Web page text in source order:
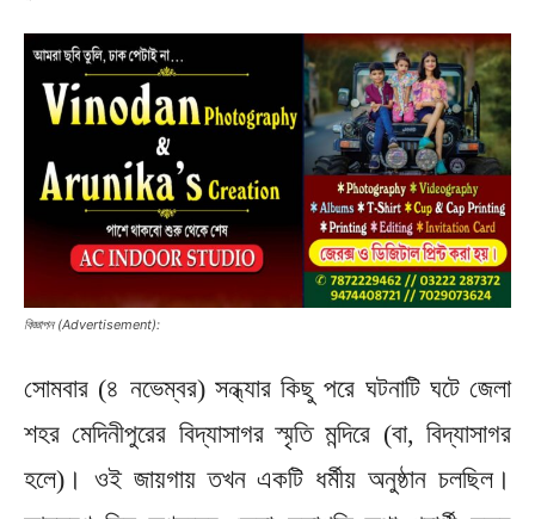
বিজ্ঞাপন (Advertisement):
সোমবার (৪ নভেম্বর) সন্ধ্যার কিছু পরে ঘটনাটি ঘটে জেলা
শহর মেদিনীপুরের বিদ্যাসাগর স্মৃতি মন্দিরে (বা, বিদ্যাসাগর
হলে)। ওই জায়গায় তখন একটি ধর্মীয় অনুষ্ঠান চলছিল।